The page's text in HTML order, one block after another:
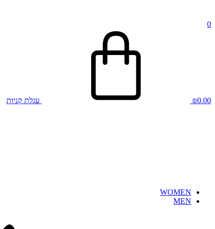
0
₪0.00 עגלת קניות
WOMEN
MEN